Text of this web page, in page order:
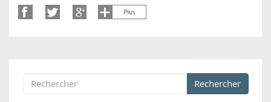
Formulaire de recherche
Rechercher